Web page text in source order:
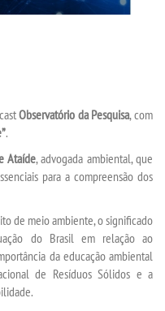
Observatório da Pesquisa, com
.
Ataíde, advogada ambiental, que
para a compreensão dos
de meio ambiente, o significado
do Brasil em relação ao
da educação ambiental
de Resíduos Sólidos e a